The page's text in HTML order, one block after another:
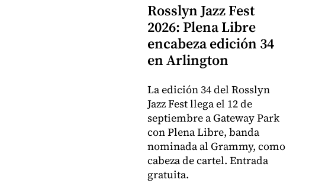
Rosslyn Jazz Fest
2026: Plena Libre
encabeza edición 34
en Arlington
La edición 34 del Rosslyn
Jazz Fest llega el 12 de
septiembre a Gateway Park
con Plena Libre, banda
nominada al Grammy, como
cabeza de cartel. Entrada
gratuita.